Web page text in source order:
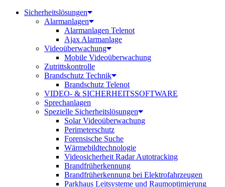
Sicherheitslösungen
Alarmanlagen
Alarmanlagen Telenot
Ajax Alarmanlage
Videoüberwachung
Mobile Videoüberwachung
Zutrittskontrolle
Brandschutz Technik
Brandschutz Telenot
VIDEO- & SICHERHEITSSOFTWARE
Sprechanlagen
Spezielle Sicherheitslösungen
Solar Videoüberwachung
Perimeterschutz
Forensische Suche
Wärmebildtechnologie
Videosicherheit Radar Autotracking​
Brandfrüherkennung
Brandfrüherkennung bei Elektrofahrzeugen
Parkhaus Leitsysteme und Raumoptimierung